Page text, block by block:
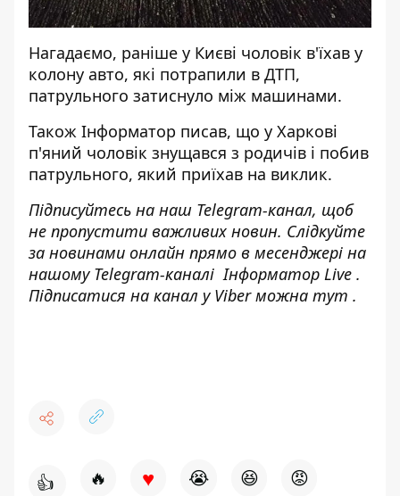
Нагадаємо, раніше у Києві чоловік в'їхав у
колону авто, які потрапили в ДТП,
патрульного затиснуло між машинами.
Також Інформатор писав, що у Харкові
п'яний чоловік знущався з родичів і побив
патрульного, який приїхав на виклик.
Підписуйтесь на наш Telegram-канал, щоб
не пропустити важливих новин. Слідкуйте
за новинами онлайн прямо в месенджері на
нашому Telegram-каналіІнформатор Live .
Підписатися на канал у Viber можна тут .
👍 🔥 ♥ 😭 😆 😡